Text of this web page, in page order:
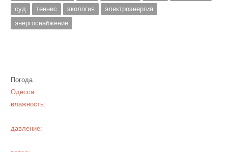
суд
теннис экология
электроэнергия
энергоснабжение
Погода
Одесса
влажность:
давление: